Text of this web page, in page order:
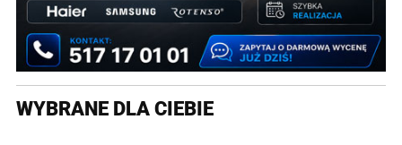
WYBRANE DLA CIEBIE